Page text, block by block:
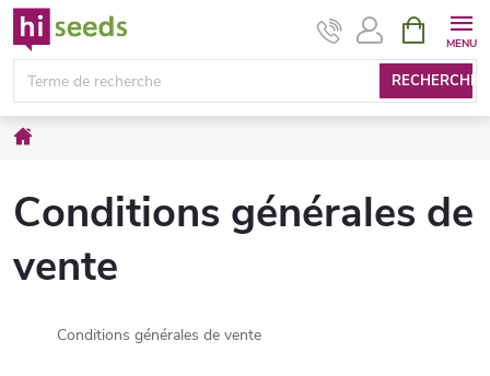
Aller
au
contenu
RECHERCHE
PANIER
D'ACHAT
Conditions générales de
vente
Conditions générales de vente